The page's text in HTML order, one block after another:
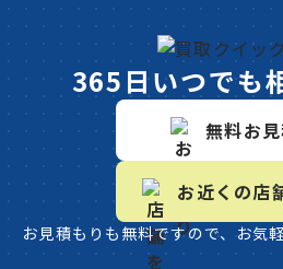
365日いつでも
無料お
お近くの店
お見積もりも無料ですので、お気